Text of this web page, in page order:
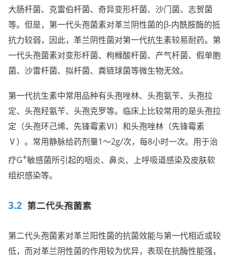
大肠杆菌、克雷伯杆菌、奇异变形杆菌、沙门菌、志贺菌
等。但是，第一代头孢菌素对革兰阴性菌的β-内酰胺酶的抵
抗力较弱，因此，革兰阴性菌对第一代抗生素较易耐药。第
一代头孢菌素对变形杆菌、枸橼酸杆菌、产气杆菌、假单胞
菌、沙雷杆菌、拟杆菌、粪链球菌等微生物无效。
第一代抗生素中常用品种有头孢唑林、头孢氨苄、头孢拉
定、头孢羟氨苄、头孢克罗等。临床上比较常用的是头孢拉
定（头孢环己烯、先锋霉素Ⅵ）和头孢唑林（先锋霉素
Ⅴ）。常用静脉给药剂量1～2g/次，每8小时一次。用于治
疗G+敏感菌所引起的咽炎、鼻炎、上呼吸道感染及皮肤软
组织感染等。
第二代头孢菌素
第二代头孢菌素对革兰阳性菌的抗菌效能与第一代相近或较
低，而对革兰阴性菌的作用较为优异，表现在抗酶性能强，